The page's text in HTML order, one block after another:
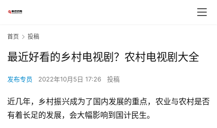
首页 投稿
最近好看的乡村电视剧？农村电视剧大全
发布专员 2022年10月5日 17:26 投稿
近几年，乡村振兴成为了国内发展的重点，农业与农村是否
有着长足的发展，会大幅影响到国计民生。